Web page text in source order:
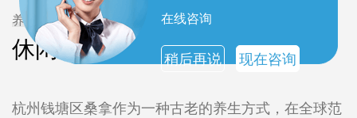
在线咨询
稍后再说 现在咨询
养生攻略
休闲养生攻略
杭州钱塘区桑拿作为一种古老的养生方式，在全球范